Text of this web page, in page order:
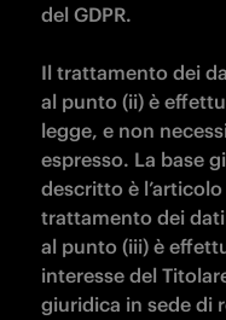
del GDPR.
Il trattamento dei
al punto (ii) è
legge, e non
espresso. La base
descritto è l’articolo
trattamento dei
al punto (iii) è
interesse del
giuridica in sede di